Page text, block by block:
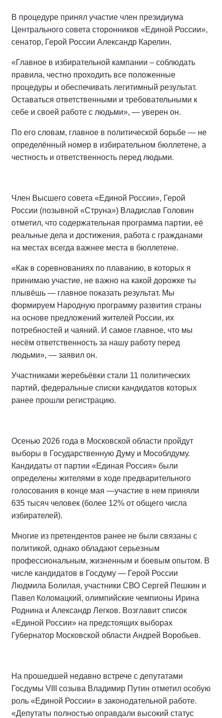
В процедуре принял участие член президиума
Центрального совета сторонников «Единой России»,
сенатор, Герой России Александр Карелин.
«Главное в избирательной кампании – соблюдать
правила, честно проходить все положенные
процедуры и обеспечивать легитимный результат.
Оставаться ответственными и требовательными к
себе и своей работе с людьми», — уверен он.
По его словам, главное в политической борьбе — не
определённый номер в избирательном бюллетене, а
честность и ответственность перед людьми.
Член Высшего совета «Единой России», Герой
России (позывной «Струна») Владислав Головин
отметил, что содержательная программа партии, её
реальные дела и достижения, работа с гражданами
на местах всегда важнее места в бюллетене.
«Как в соревнованиях по плаванию, в которых я
принимаю участие, не важно на какой дорожке ты
плывёшь — главное показать результат. Мы
формируем Народную программу развития страны
на основе предложений жителей России, их
потребностей и чаяний. И самое главное, что мы
несём ответственность за нашу работу перед
людьми», — заявил он.
Участниками жеребьёвки стали 11 политических
партий, федеральные списки кандидатов которых
ранее прошли регистрацию.
Осенью 2026 года в Московской области пройдут
выборы в Государственную Думу и Мособлдуму.
Кандидаты от партии «Единая Россия» были
определены жителями в ходе предварительного
голосования в конце мая —участие в нем приняли
635 тысяч человек (более 12% от общего числа
избирателей).
Многие из претендентов ранее не были связаны с
политикой, однако обладают серьезным
профессиональным, жизненным и боевым опытом. В
числе кандидатов в Госдуму — Герой России
Людмила Болилая, участники СВО Сергей Пешкин и
Павел Коломацкий, олимпийские чемпионы Ирина
Роднина и Александр Легков. Возглавит список
«Единой России» на предстоящих выборах
Губернатор Московской области Андрей Воробьев.
На прошедшей недавно встрече с депутатами
Госдумы VIII созыва Владимир Путин отметил особую
роль «Единой России» в законодательной работе.
«Депутаты полностью оправдали высокий статус